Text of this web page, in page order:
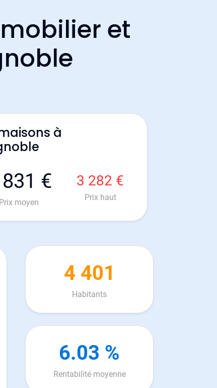
et
à
€
Prix moyen
3 282 €
Prix haut
4 401
Habitants
6.03 %
Rentabilité moyenne